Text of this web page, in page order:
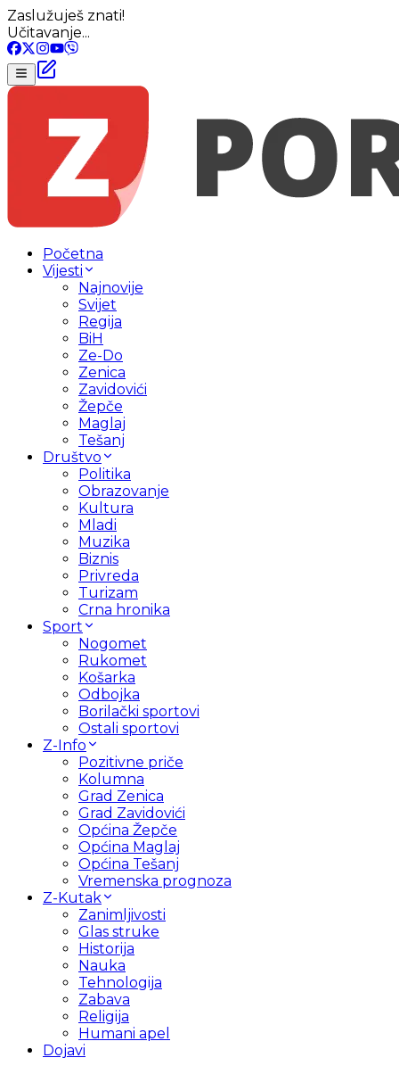
Zaslužuješ znati!
Učitavanje...
Početna
Vijesti
Najnovije
Svijet
Regija
BiH
Ze-Do
Zenica
Zavidovići
Žepče
Maglaj
Tešanj
Društvo
Politika
Obrazovanje
Kultura
Mladi
Muzika
Biznis
Privreda
Turizam
Crna hronika
Sport
Nogomet
Rukomet
Košarka
Odbojka
Borilački sportovi
Ostali sportovi
Z-Info
Pozitivne priče
Kolumna
Grad Zenica
Grad Zavidovići
Općina Žepče
Općina Maglaj
Općina Tešanj
Vremenska prognoza
Z-Kutak
Zanimljivosti
Glas struke
Historija
Nauka
Tehnologija
Zabava
Religija
Humani apel
Dojavi